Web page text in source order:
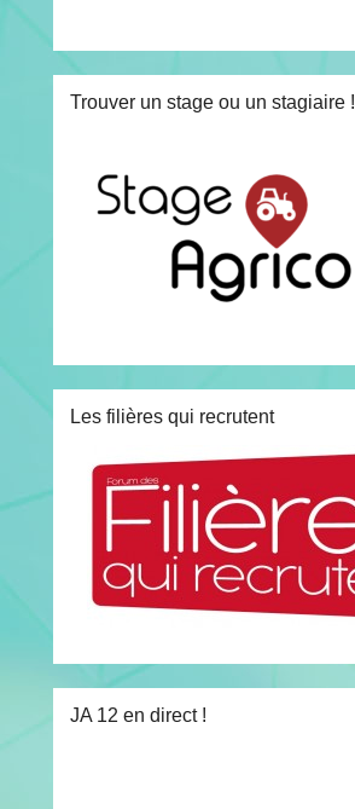
Trouver un stage ou un stagiaire !
Les filières qui recrutent
JA 12 en direct !